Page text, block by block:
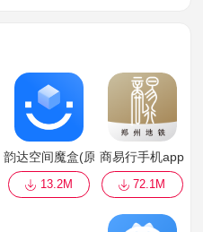
韵达空间魔盒(原韵达魔盒)
13.2M
商易行手机app
72.1M